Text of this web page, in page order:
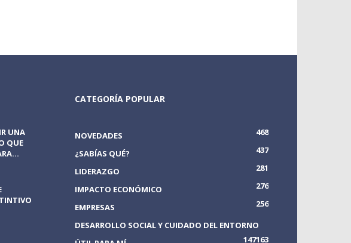
UNA
QUE
CATEGORÍA POPULAR
NOVEDADES
468
¿SABÍAS QUÉ?
437
LIDERAZGO
281
IMPACTO ECONÓMICO
276
EMPRESAS
256
DESARROLLO SOCIAL Y CUIDADO DEL ENTORNO
163
147